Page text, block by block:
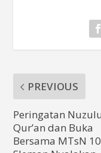
PREVIOUS
Peringatan
Qur’an dan Buka
Bersama MTsN 10